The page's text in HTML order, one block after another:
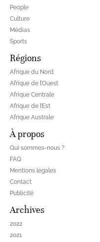
People
Culture
Médias
Sports
Régions
Afrique du Nord
Afrique de l’Ouest
Afrique Centrale
Afrique de l’Est
Afrique Australe
À propos
Qui sommes-nous ?
FAQ
Mentions légales
Contact
Publicité
Archives
2022
2021